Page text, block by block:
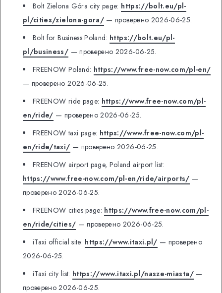
Bolt Zielona Góra city page: https://bolt.eu/pl-
pl/cities/zielona-gora/ — проверено 2026-06-25.
Bolt for Business Poland: https://bolt.eu/pl-
pl/business/ — проверено 2026-06-25.
FREENOW Poland: https://www.free-now.com/pl-en/
— проверено 2026-06-25.
FREENOW ride page: https://www.free-now.com/pl-
en/ride/ — проверено 2026-06-25.
FREENOW taxi page: https://www.free-now.com/pl-
en/ride/taxi/ — проверено 2026-06-25.
FREENOW airport page, Poland airport list:
https://www.free-now.com/pl-en/ride/airports/ —
проверено 2026-06-25.
FREENOW cities page: https://www.free-now.com/pl-
en/ride/cities/ — проверено 2026-06-25.
iTaxi official site: https://www.itaxi.pl/ — проверено
2026-06-25.
iTaxi city list: https://www.itaxi.pl/nasze-miasta/—
проверено 2026-06-25.